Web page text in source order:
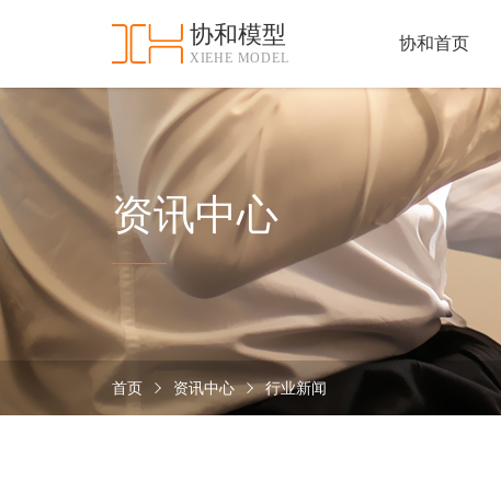
协和模型
XIEHE MODEL
协和首页
资讯中心
首页 资讯中心 行业新闻
和
首
页
手
型
资
认
加
实
保
密
施